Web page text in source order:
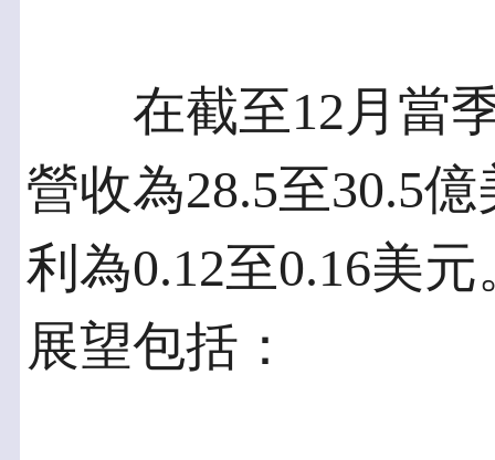
在截至12月當季
營收為28.5至30.5
利為0.12至0.16美
展望包括：